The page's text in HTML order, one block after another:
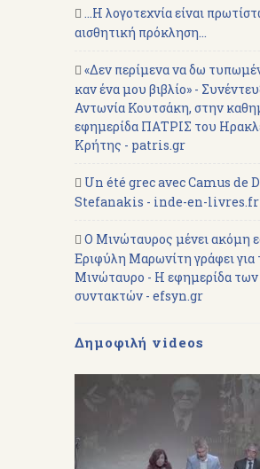
...Η λογοτεχνία είναι
αισθητική πρόκληση...
«Δεν περίμενα να δω
καν ένα μου βιβλίο» -
Αντωνία Κουτσάκη, στην
εφημερίδα ΠΑΤΡΙΣ του
Κρήτης - patris.gr
Un été grec avec Camus
Stefanakis - inde-en-livres.fr
Ο Μινώταυρος μένει ακόμη
Εριφύλη Μαρωνίτη γράφει για
Μινώταυρο - Η εφημερίδα των
συντακτών - efsyn.gr
Δημοφιλή videos